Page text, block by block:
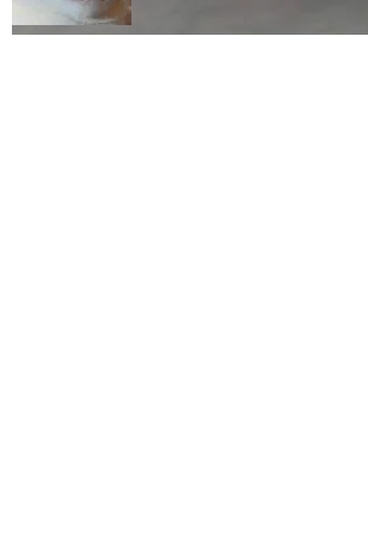
在语法层面完成文本定位，难以触及代码的语义
调整期间，部门三次通知全员将数据从A集群迁